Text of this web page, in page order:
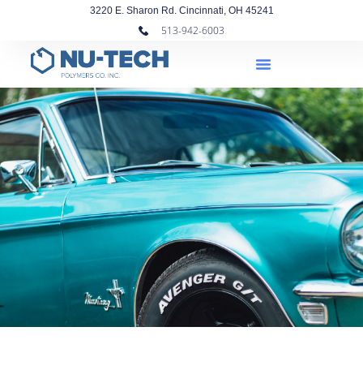
3220 E. Sharon Rd. Cincinnati, OH 45241
513-942-6003